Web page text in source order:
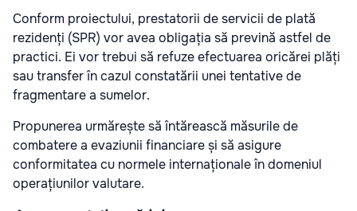
Conform proiectului, prestatorii de servicii de plată
rezidenți (SPR) vor avea obligația să prevină astfel de
practici. Ei vor trebui să refuze efectuarea oricărei plăți
sau transfer în cazul constatării unei tentative de
fragmentare a sumelor.
Propunerea urmărește să întărească măsurile de
combatere a evaziunii financiare și să asigure
conformitatea cu normele internaționale în domeniul
operațiunilor valutare.